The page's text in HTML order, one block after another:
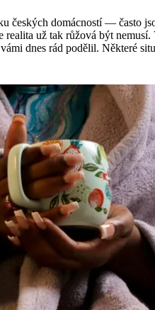
českých domácností — často
realita už tak růžová být
dnes rád podělil. Některé